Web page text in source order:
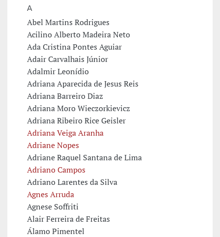
A
Abel Martins Rodrigues
Acilino Alberto Madeira Neto
Ada Cristina Pontes Aguiar
Adair Carvalhais Júnior
Adalmir Leonídio
Adriana Aparecida de Jesus Reis
Adriana Barreiro Diaz
Adriana Moro Wieczorkievicz
Adriana Ribeiro Rice Geisler
Adriana Veiga Aranha
Adriane Nopes
Adriane Raquel Santana de Lima
Adriano Campos
Adriano Larentes da Silva
Agnes Arruda
Agnese Soffriti
Alair Ferreira de Freitas
Álamo Pimentel